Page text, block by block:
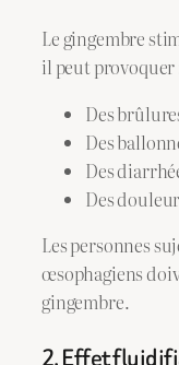
Le gingembre
il peut provoquer
Des
Des
Des
Des
Les personnes
œsophagiens
gingembre.
2. Effet